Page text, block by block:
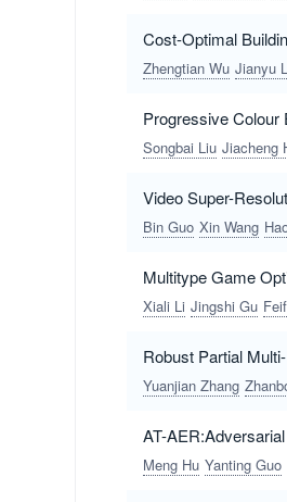
Cost-Optimal
Zhengtian Wu Jianyu
Progressive Colour
Songbai Liu Jiacheng
Video Super-
Bin Guo Xin Wang
Multitype Game
Xiali Li Jingshi Gu
Robust Partial
Yuanjian Zhang
AT-
Meng Hu Yanting Guo